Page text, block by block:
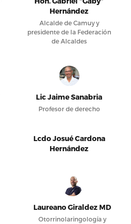
Hernández
Alcalde de Camuy y
presidente de la Federación
de Alcaldes
Lic Jaime Sanabria
Profesor de derecho
Lcdo Josué Cardona
Hernández
Laureano Giraldez MD
Otorrinolaringología y